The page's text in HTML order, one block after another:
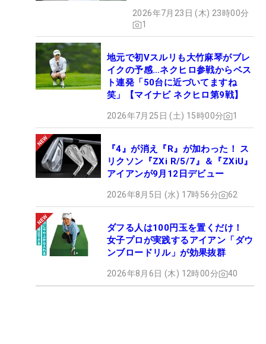
2026年7月23日 (木) 23時00分
1
地元で初Vスルリも大竹麻琴がブレ
イクの予感…ネクヒロ参戦からベス
ト連発「50台に近づいてますね
笑」【マイナビ ネクヒロ第9戦】
2026年7月25日 (土) 15時00分 1
『4』が消え『R』が加わった！ ス
リクソン『ZXi R/5/7』＆『ZXiU』
アイアンが9月12日デビュー
2026年8月5日 (水) 17時56分 62
ダフる人は100円玉を置くだけ！
女子プロが実践するアイアン「ダウ
ンブロードリル」が効果抜群
2026年8月6日 (木) 12時00分 40